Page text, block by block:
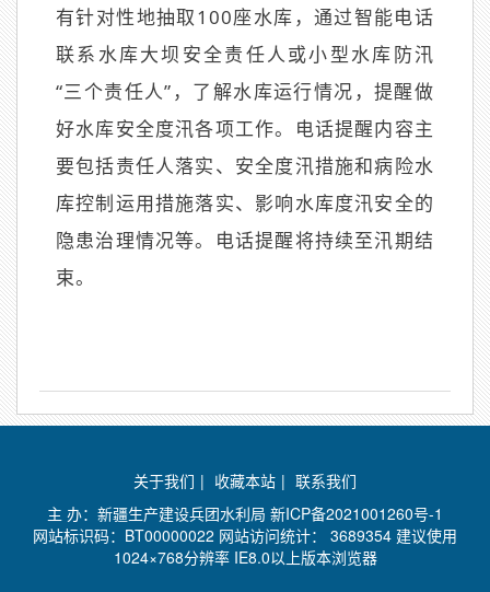
有针对性地抽取100座水库，通过智能电话
联系水库大坝安全责任人或小型水库防汛
“三个责任人”，了解水库运行情况，提醒做
好水库安全度汛各项工作。电话提醒内容主
要包括责任人落实、安全度汛措施和病险水
库控制运用措施落实、影响水库度汛安全的
隐患治理情况等。电话提醒将持续至汛期结
束。
关于我们 | 收藏本站 | 联系我们
主 办：新疆生产建设兵团水利局 新ICP备2021001260号-1
网站标识码：BT00000022 网站访问统计： 3689354 建议使用
1024×768分辨率 IE8.0以上版本浏览器